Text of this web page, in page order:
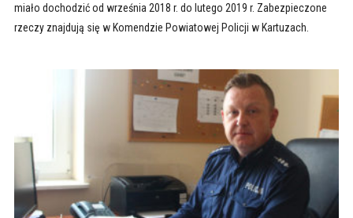
miało dochodzić od września 2018 r. do lutego 2019 r. Zabezpieczone
rzeczy znajdują się w Komendzie Powiatowej Policji w Kartuzach.